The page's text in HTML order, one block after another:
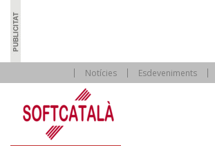
Notícies Esdeveniments